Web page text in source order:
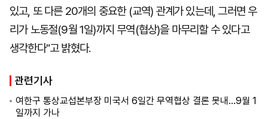
있고, 또 다른 20개의 중요한 (교역) 관계가 있는데, 그러면 우
리가 노동절(9월 1일)까지 무역(협상)을 마무리할 수 있다고
생각한다"고 밝혔다.
관련기사
여한구 통상교섭본부장 미국서 6일간 무역협상 결론 못내...9월 1
일까지 가나